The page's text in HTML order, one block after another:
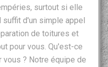
surtout si elle
d'un simple appel
de toitures et
pour vous. Qu'est-ce
vous ? Notre équipe de